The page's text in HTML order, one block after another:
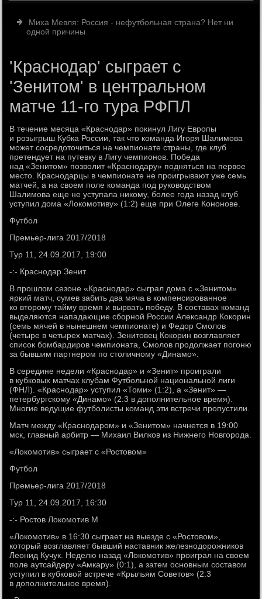
Миха Мевля: Россия - нефутбольная страна? Нет ни
одной причины
'Краснодар' сыграет с
'Зенитом' в центральном
матче 11-го тура РФПЛ
В течение месяца «Краснодар» покинул Лигу Европы
и розыгрыш Кубка России, так что команда Игоря Шалимова
может сосредоточиться на чемпионате страны, где клуб
претендует на путевку в Лигу чемпионов. Победа
над «Зенитом» позволит «Краснодару» подняться на первое
место. Краснодарцы в чемпионате не проигрывают уже семь
матчей, а на своем поле команда под руководством
Шалимова еще не уступала никому, более года назад клуб
уступил дома «Локомотиву» (1:2) еще при Олеге Кононове.
Футбол
Премьер-лига 2017/2018
Тур 11, 24.09.2017, 19:00
-:- Краснодар Зенит
В прошлом сезоне «Краснодар» сыграл дома с «Зенитом»
яркий матч, сумев забить два мяча в компенсированное
ко второму тайму время и вырвать победу. В составах команд
выделяются нападающие сборной России Александр Кокорин
(семь мячей в нынешнем чемпионате) и Федор Смолов
(четыре в четырех матчах). Зенитовец Кокорин возглавляет
список бомбардиров чемпионата, Смолов продолжает погоню
за бывшим партнером по столичному «Динамо».
В середине недели «Краснодар» и «Зенит» проиграли
в кубковых матчах клубам Футбольной национальной лиги
(ФНЛ). «Краснодар» уступил «Томи» (1:2), а «Зенит» —
петербургскому «Динамо» (2:3 в дополнительное время).
Многие ведущие футболисты команд эти встречи пропустили.
Матч между «Краснодаром» и «Зенитом» начнется в 19:00
мск, главный арбитр — Михаил Вилков из Нижнего Новгорода.
«Локомотив» сыграет с «Ростовом»
Футбол
Премьер-лига 2017/2018
Тур 11, 24.09.2017, 16:30
-:- Ростов Локомотив М
«Локомотив» в 16:30 сыграет на выезде с «Ростовом»,
который возглавляет бывший наставник железнодорожников
Леонид Кучук. Неделю назад «Локомотив» проиграл на своем
поле аутсайдеру «Амкару» (0:1), а затем основным составом
уступил в кубковой встрече «Крыльям Советов» (2:3
в дополнительное время).